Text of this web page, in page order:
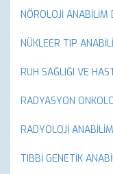
NÖROLOJİ ANABİLİM
NÜKLEER TIP
RUH SAĞLIĞI VE
RADYASYON
RADYOLOJİ
TIBBİ GENETİK